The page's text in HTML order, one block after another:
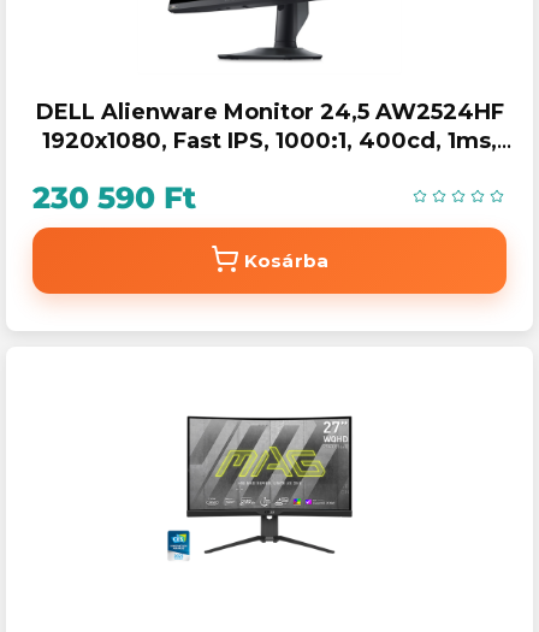
DELL Alienware Monitor 24,5 AW2524HF
1920x1080, Fast IPS, 1000:1, 400cd, 1ms,
230 590 Ft
Kosárba